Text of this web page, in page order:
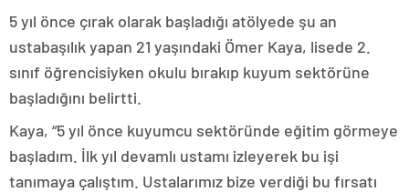
5 yıl önce çırak olarak başladığı atölyede şu an
ustabaşılık yapan 21 yaşındaki Ömer Kaya, lisede 2.
sınıf öğrencisiyken okulu bırakıp kuyum sektörüne
başladığını belirtti.
Kaya, “5 yıl önce kuyumcu sektöründe eğitim görmeye
başladım. İlk yıl devamlı ustamı izleyerek bu işi
tanımaya çalıştım. Ustalarımız bize verdiği bu fırsatı